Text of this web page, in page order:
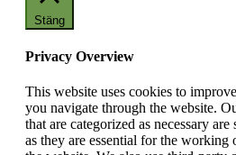
Stäng
Privacy Overview
This website uses cookies to
you navigate through the website.
that are categorized as necessary
as they are essential for the